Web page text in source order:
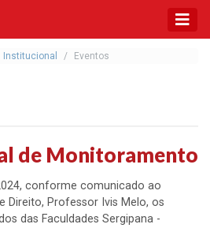
Institucional Eventos
de Monitoramento
conforme comunicado ao
Direito, Professor Ivis Melo, os
das Faculdades Sergipana -